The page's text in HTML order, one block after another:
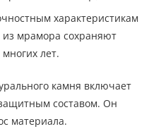
характеристикам
мрамора сохраняют
лет.
камня включает
составом. Он
материала.